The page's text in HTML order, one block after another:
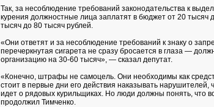
Так, за несоблюдение требований законодательства к
курения должностные лица заплатят в бюджет от 20
тысяч до 80 тысяч рублей.
«Они ответят и за несоблюдение требований к знаку о
перечеркнутая сигарета не сразу бросается в глаза —
организацию на 30-60 тысяч», — сказал депутат.
«Конечно, штрафы не самоцель. Они необходимы как
стоит в первые дни его действия наказывать
идет о рядовых курильщиках. Но люди должны понять, что
продолжил Тимченко.